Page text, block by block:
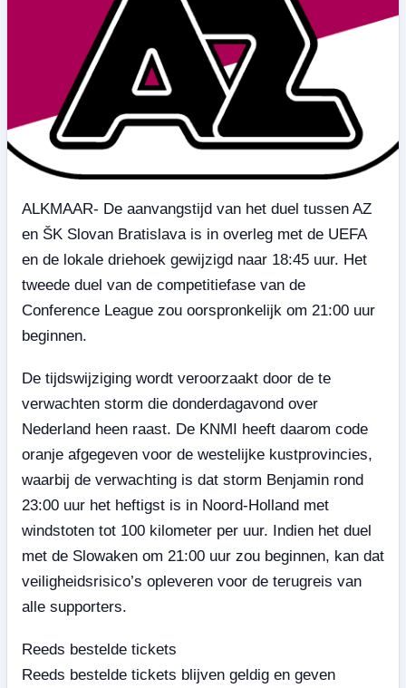
ALKMAAR- De aanvangstijd van het duel tussen AZ
en ŠK Slovan Bratislava is in overleg met de UEFA
en de lokale driehoek gewijzigd naar 18:45 uur. Het
tweede duel van de competitiefase van de
Conference League zou oorspronkelijk om 21:00 uur
beginnen.
De tijdswijziging wordt veroorzaakt door de te
verwachten storm die donderdagavond over
Nederland heen raast. De KNMI heeft daarom code
oranje afgegeven voor de westelijke kustprovincies,
waarbij de verwachting is dat storm Benjamin rond
23:00 uur het heftigst is in Noord-Holland met
windstoten tot 100 kilometer per uur. Indien het duel
met de Slowaken om 21:00 uur zou beginnen, kan dat
veiligheidsrisico’s opleveren voor de terugreis van
alle supporters.
Reeds bestelde tickets
Reeds bestelde tickets blijven geldig en geven